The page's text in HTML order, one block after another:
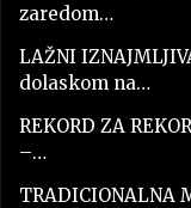
zaredom…
LAŽNI
dolaskom na…
REKORD ZA
–…
TRADICIONALNA